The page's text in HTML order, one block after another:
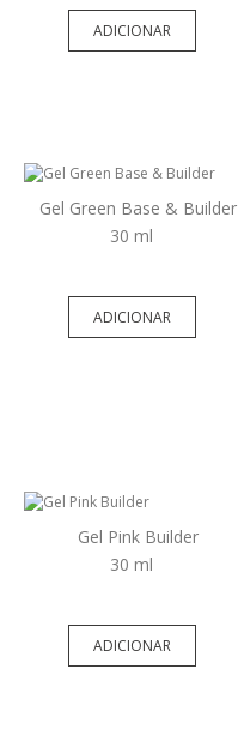
ADICIONAR
Gel Green Base & Builder
30 ml
ADICIONAR
Gel Pink Builder
30 ml
ADICIONAR